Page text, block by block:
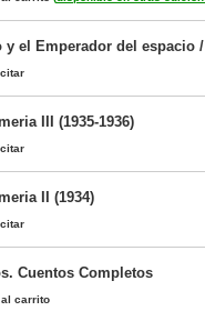
y el Emperador del espacio
III (1935-1936)
II (1934)
Cuentos Completos
carrito